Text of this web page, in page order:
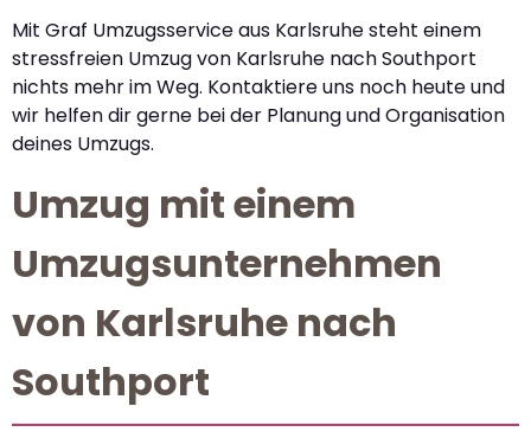
Mit Graf Umzugsservice aus Karlsruhe steht einem
stressfreien Umzug von Karlsruhe nach Southport
nichts mehr im Weg. Kontaktiere uns noch heute und
wir helfen dir gerne bei der Planung und Organisation
deines Umzugs.
Umzug mit einem
Umzugsunternehmen
von Karlsruhe nach
Southport